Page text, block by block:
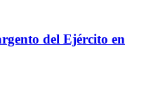
del Ejército en